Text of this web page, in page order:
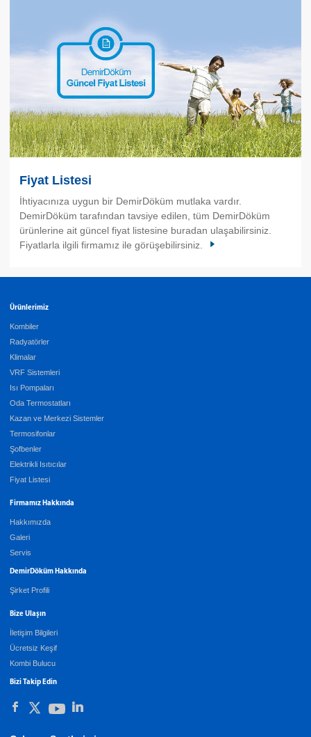
Fiyat Listesi
İhtiyacınıza uygun bir DemirDöküm mutlaka vardır.
DemirDöküm tarafından tavsiye edilen, tüm DemirDöküm
ürünlerine ait güncel fiyat listesine buradan ulaşabilirsiniz.
Fiyatlarla ilgili firmamız ile görüşebilirsiniz.
Ürünlerimiz
Kombiler
Radyatörler
Klimalar
VRF Sistemleri
Isı Pompaları
Oda Termostatları
Kazan ve Merkezi Sistemler
Termosifonlar
Şofbenler
Elektrikli Isıtıcılar
Fiyat Listesi
Firmamız Hakkında
Hakkımızda
Galeri
Servis
DemirDöküm Hakkında
Şirket Profili
Bize Ulaşın
İletişim Bilgileri
Ücretsiz Keşif
Kombi Bulucu
Bizi Takip Edin